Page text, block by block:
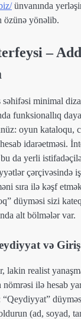
ünvanında
özünə yönəlib.
–
səhifəsi minimal
funksionallıq
oyun kataloqu,
idarəetməsi.
da yerli
çərçivəsində
sıra ilə kəşf
düyməsi sizi
alt bölmələr var.
və Giriş
lakin realist
ilə hesab
“Qeydiyyat”
(ad, soyad,